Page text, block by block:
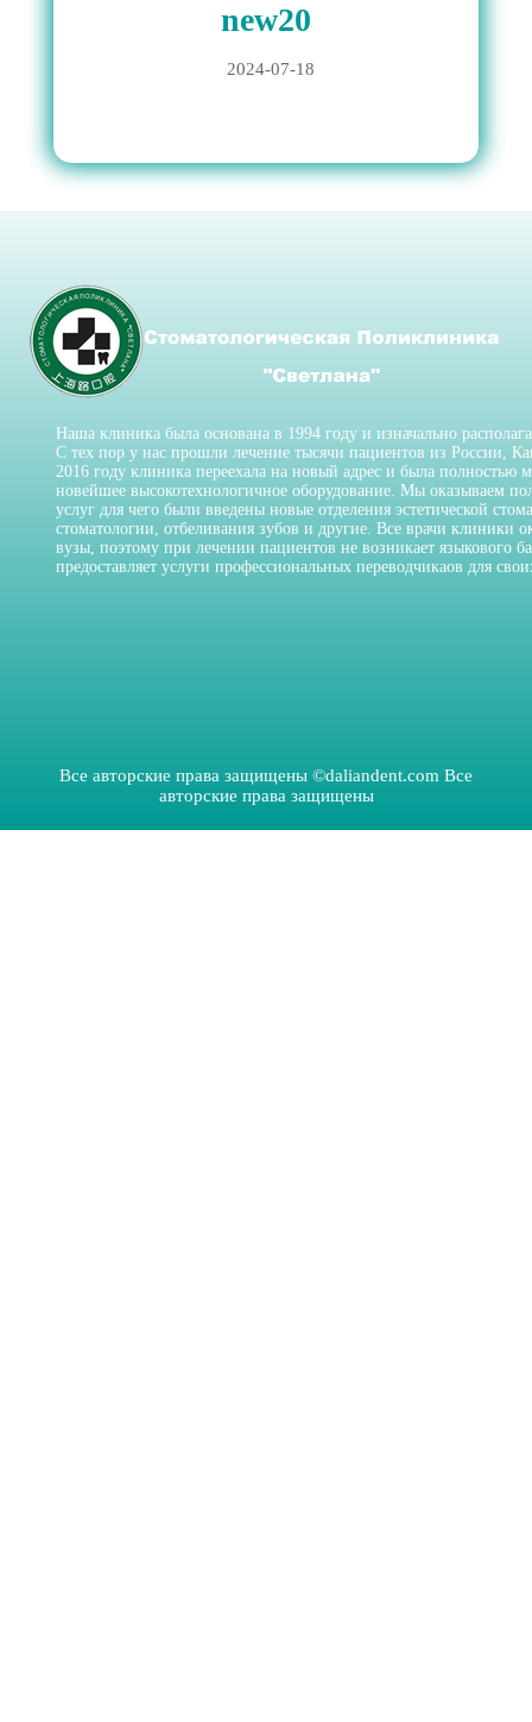
new20
2024-07-18
Наша клиника была основана в 1994 году и изначально
С тех пор у нас прошли лечение тысячи пациентов из России,
2016 году клиника переехала на новый адрес и была полностью
новейшее высокотехнологичное оборудование. Мы оказываем
услуг для чего были введены новые отделения эстетической
стоматологии, отбеливания зубов и другие. Все врачи клиники
вузы, поэтому при лечении пациентов не возникает языкового
предоставляет услуги профессиональных переводчикаов для
Все авторские права защищены ©daliandent.com Все
авторские права защищены